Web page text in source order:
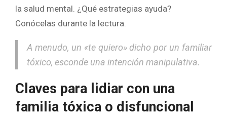
la salud mental. ¿Qué estrategias ayuda?
Conócelas durante la lectura.
A menudo, un «te quiero» dicho por un familiar
tóxico, esconde una intención manipulativa.
Claves para lidiar con una
familia tóxica o disfuncional